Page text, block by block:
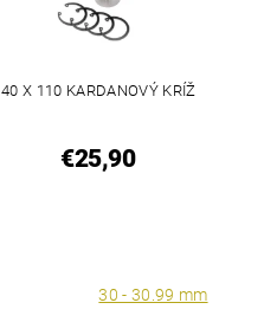
40 X 110 KARDANOVÝ KRÍŽ
€25,90
30 - 30.99 mm